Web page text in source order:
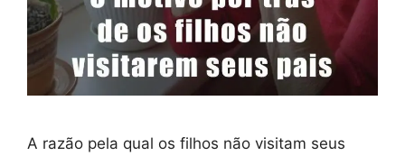
A razão pela qual os filhos não visitam seus